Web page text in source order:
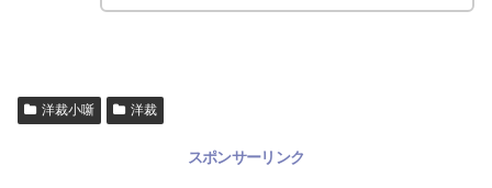
洋裁小噺 洋裁
スポンサーリンク